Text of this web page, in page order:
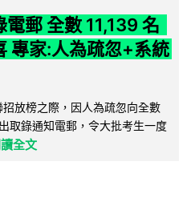
郵 全數 11,139 名
專家:人為疏忽+系統
放榜之際，因人為疏忽向全數
取錄通知電郵，令大批考生一度
全文